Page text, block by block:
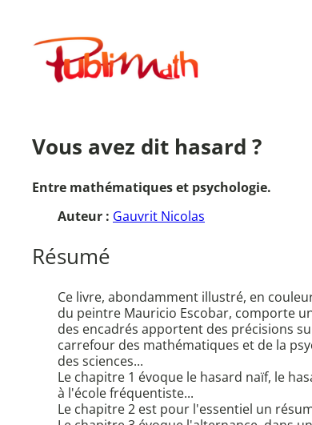
contenuPublimath
Vous avez dit hasard ?
Entre mathématiques et psychologie.
Auteur : Gauvrit Nicolas
Résumé
Ce livre, abondamment illustré, en
du peintre Mauricio Escobar, comporte
des encadrés apportent des précisions
carrefour des mathématiques et de la
des sciences...
Le chapitre 1 évoque le hasard naïf, le
à l'école fréquentiste...
Le chapitre 2 est pour l'essentiel un